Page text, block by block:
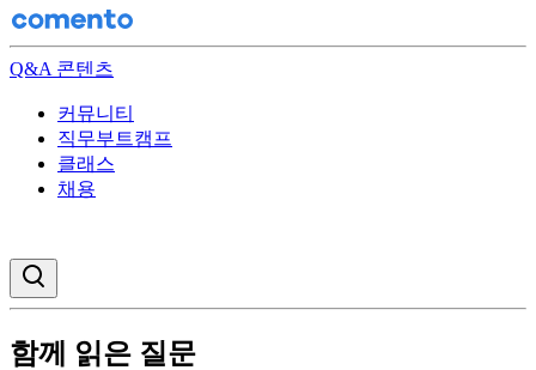
Q&A 콘텐츠
커뮤니티
직무부트캠프
클래스
채용
함께 읽은 질문